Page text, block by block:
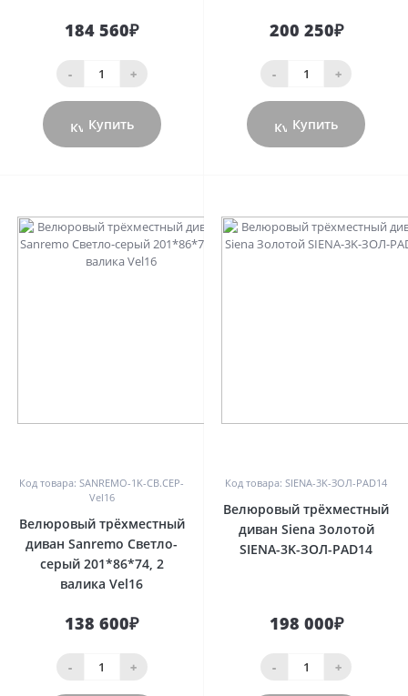
184 560₽
- +
Купить
200 250₽
- +
Купить
Код товара: SANREMO-1K-СВ.СЕР-
Vel16
Велюровый трёхместный
диван Sanremo Светло-
серый 201*86*74, 2
валика Vel16
138 600₽
- +
Код товара: SIENA-3K-ЗОЛ-PAD14
Велюровый трёхместный
диван Siena Золотой
SIENA-3K-ЗОЛ-PAD14
198 000₽
- +